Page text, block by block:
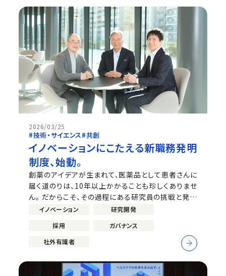
ジェクトチームの安全性の代表者SSL。それぞれの役
割をはじめ、中外製薬の安全性に対する...
2026/03/25
#技術・サイエンス#共創
イノベーションにこたえる新職務発明
制度、始動。
創薬のアイデアが生まれて、医薬品として患者さんに
届く道のりは、10年以上かかることも珍しくありませ
ん。 だからこそ、その過程にある研究員の挑戦と発明
をどう評価し、次のイノベーションにつなげていくのか
正を行いました。製品だけでなく、研究員の発明によ
って生み出された「技術」そ...
イノベーション
研究開発
採用
ガバナンス
社外有識者